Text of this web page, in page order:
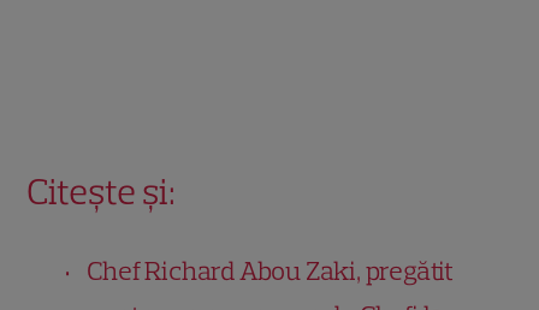
Citește și:
Chef Richard Abou Zaki, pregătit